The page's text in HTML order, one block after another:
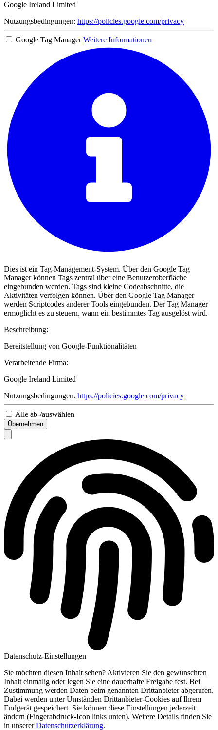
Google Ireland Limited
Nutzungsbedingungen: https://policies.google.com/privacy
Google Tag Manager Weitere Informationen
Dies ist ein Tag-Management-System. Über den Google Tag
Manager können Tags zentral über eine Benutzeroberfläche
eingebunden werden. Tags sind kleine Codeabschnitte, die
Aktivitäten verfolgen können. Über den Google Tag Manager
werden Scriptcodes anderer Tools eingebunden. Der Tag Manager
ermöglicht es zu steuern, wann ein bestimmtes Tag ausgelöst wird.
Beschreibung:
Bereitstellung von Google-Funktionalitäten
Verarbeitende Firma:
Google Ireland Limited
Nutzungsbedingungen: https://policies.google.com/privacy
Alle ab-/auswählen
Übernehmen
Datenschutz-Einstellungen
Sie möchten diesen Inhalt sehen? Aktivieren Sie den gewünschten
Inhalt einmalig oder legen Sie eine dauerhafte Freigabe fest. Bei
Zustimmung werden Daten beim genannten Drittanbieter abgerufen.
Dabei werden unter Umständen Drittanbieter-Cookies auf Ihrem
Endgerät gespeichert. Sie können diese Einstellungen jederzeit
ändern (Fingerabdruck-Icon links unten). Weitere Details finden Sie
in unsererDatenschutzerklärung.